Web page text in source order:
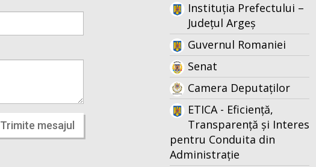
Trimite mesajul
Instituția Prefectului –
Județul Argeș
Guvernul Romaniei
Senat
Camera Deputaților
ETICA - Eficiență,
Transparență și Interes
pentru Conduita din
Administrație